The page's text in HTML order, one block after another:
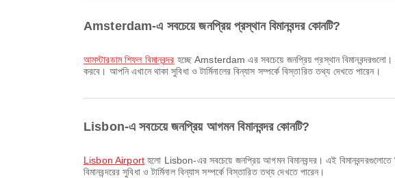
Amsterdam-এ সবচেয়ে জনপ্রিয় প্রস্থান বিমানবন্দর কোনটি?
আমস্টারডাম শিফল বিমানবন্দর হচ্ছে Amsterdam এর সবচেয়ে জনপ্রিয় প্রস্থান বিমানবন্দরগুলো।
করবে। আপনি এখানে থাকা সুবিধা ও টার্মিনালের বিন্যাস সম্পর্কে বিস্তারিত তথ্য দেখতে পারেন।
Lisbon-এ সবচেয়ে জনপ্রিয় আগমন বিমানবন্দর কোনটি?
Lisbon Airportহলো Lisbon-এর সবচেয়ে জনপ্রিয় আগমন বিমানবন্দর। এই বিমানবন্দরগুলোতে
বিমানবন্দরের সুবিধা ও টার্মিনাল বিন্যাস সম্পর্কে বিস্তারিত তথ্য দেখতে পারেন।